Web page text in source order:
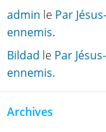
admin le Par
ennemis.
Bildad le Par
ennemis.
Archives